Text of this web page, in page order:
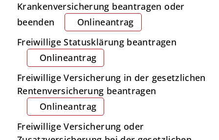
Krankenversicherung beantragen oder
beenden
Onlineantrag
Freiwillige Statusklärung beantragen
Onlineantrag
Freiwillige Versicherung in der gesetzlichen
Rentenversicherung beantragen
Onlineantrag
Freiwillige Versicherung oder